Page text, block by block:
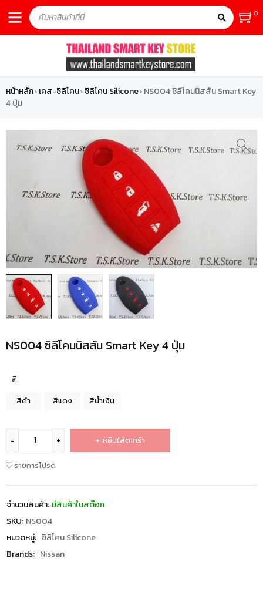
0
หน้าหลัก› เคส-ซิลิโคน› ซิลิโคน Silicone› NS004 ซิลีโคนนิสสัน Smart Key
4 ปุ่ม
NS004 ซิลีโคนนิสสัน Smart Key 4 ปุ่ม
สี
สีดำ สีแดง สีน้ำเงิน
หยิบใส่ตะกร้า
รายการโปรด
จำนวนสินค้า: มีสินค้าในสต๊อก
SKU: NS004
หมวดหมู่: ซิลิโคน Silicone
Brands: Nissan